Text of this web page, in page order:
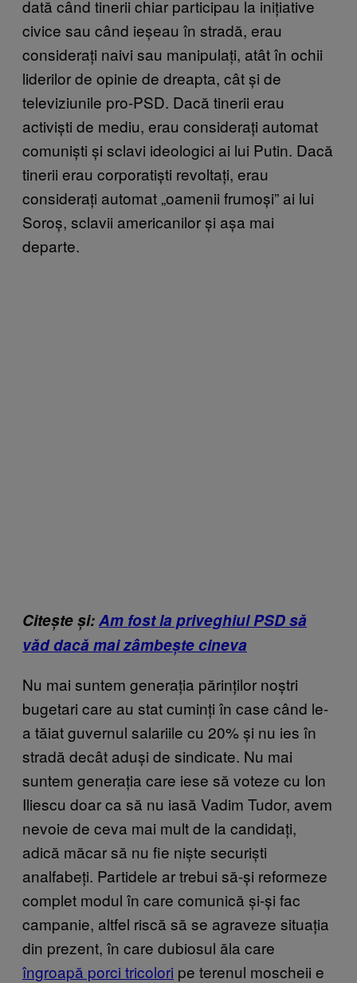
dată când tinerii chiar participau la inițiative
civice sau când ieșeau în stradă, erau
considerați naivi sau manipulați, atât în ochii
liderilor de opinie de dreapta, cât și de
televiziunile pro-PSD. Dacă tinerii erau
activiști de mediu, erau considerați automat
comuniști și sclavi ideologici ai lui Putin. Dacă
tinerii erau corporatiști revoltați, erau
considerați automat „oamenii frumoși” ai lui
Soroș, sclavii americanilor și așa mai
departe.
Citește și:Am fost la priveghiul PSD să
văd dacă mai zâmbește cineva
Nu mai suntem generația părinților noștri
bugetari care au stat cuminți în case când le-
a tăiat guvernul salariile cu 20% și nu ies în
stradă decât aduși de sindicate. Nu mai
suntem generația care iese să voteze cu Ion
Iliescu doar ca să nu iasă Vadim Tudor, avem
nevoie de ceva mai mult de la candidați,
adică măcar să nu fie niște securiști
analfabeți. Partidele ar trebui să-și reformeze
complet modul în care comunică și-și fac
campanie, altfel riscă să se agraveze situația
din prezent, în care dubiosul ăla care
îngroapă porci tricolori pe terenul moscheii e